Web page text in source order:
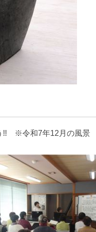
!! ※令和7年12月の風景